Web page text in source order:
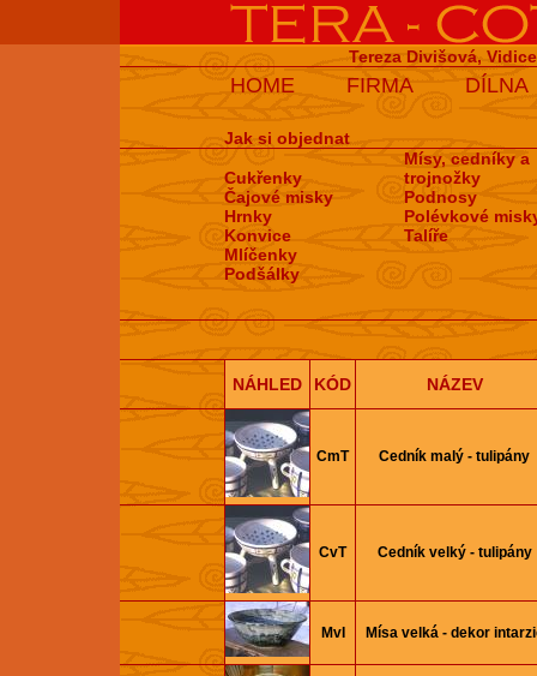
Tereza Divišová,
HOME FIRMA DÍLNA
Jak si objednat
Cukřenky
Čajové misky
Hrnky
Konvice
Mlíčenky
Podšálky
Mísy, cedníky a
trojnožky
Podnosy
Polévkové
Talíře
NÁHLED KÓD NÁZEV
CmT Cedník malý - tulipány
CvT Cedník velký - tulipány
MvI Mísa velká - dekor